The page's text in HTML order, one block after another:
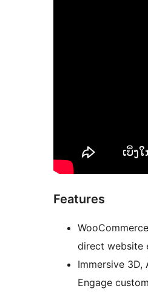
Features
direct website
Immersive 3D,
Engage